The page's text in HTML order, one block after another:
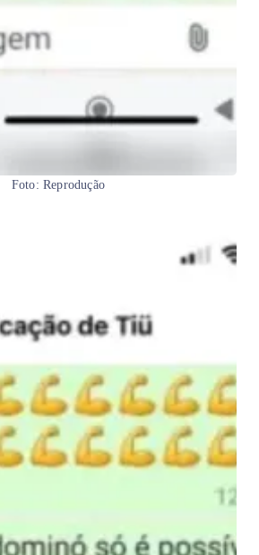
Foto: Reprodução